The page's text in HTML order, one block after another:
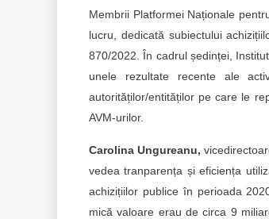
Membrii Platformei Naționale
lucru, dedicată subiectului
870/2022. În cadrul ședinței,
unele rezultate recente ale
autorităților/entităților pe care le
AVM-urilor.
Carolina Ungureanu,
vedea tranparența și eficiența
achizițiilor publice în perioada
mică valoare erau de circa 9